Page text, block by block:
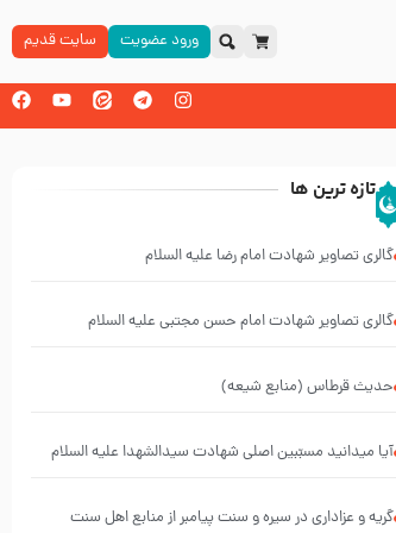
ورود عضویت سایت قدیم
تازه ترین ها
گالری تصاویر شهادت امام رضا علیه السلام
گالری تصاویر شهادت امام حسن مجتبی علیه السلام
حدیث قرطاس (منابع شیعه)
آیا میدانید مسبّبین اصلی شهادت سیدالشهدا علیه ‌السلام
گریه و عزاداری در سیره و سنت پیامبر از منابع اهل سنت